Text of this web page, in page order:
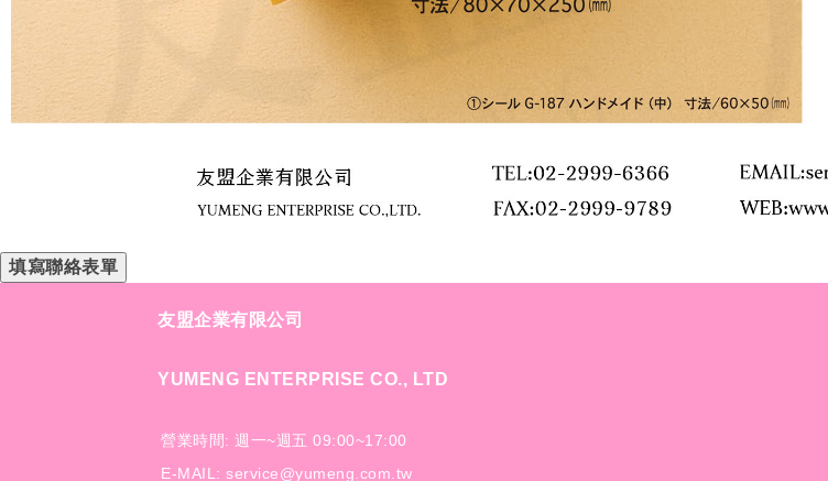
填寫聯絡表單
友盟企業有限公司
YUMENG ENTERPRISE CO., LTD
營業時間: 週一~週五 09:00~17:00
E-MAIL: service@yumeng.com.tw